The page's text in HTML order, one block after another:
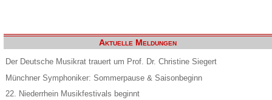
Aktuelle Meldungen
Der Deutsche Musikrat trauert um Prof. Dr. Christine Siegert
Münchner Symphoniker: Sommerpause & Saisonbeginn
22. Niederrhein Musikfestivals beginnt